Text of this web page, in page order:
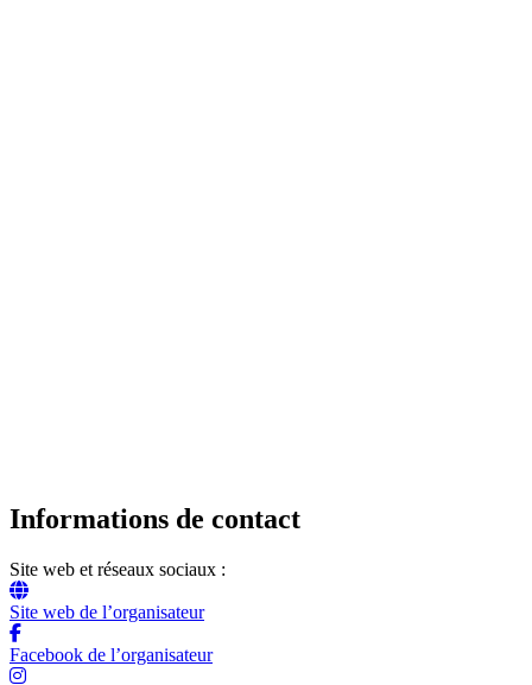
Informations de contact
Site web et réseaux sociaux :
Site web de l’organisateur
Facebook de l’organisateur